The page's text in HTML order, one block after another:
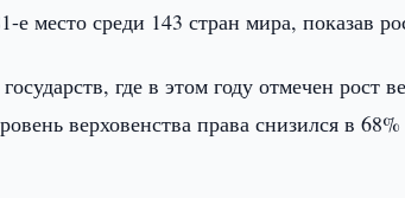
е место среди 143 стран мира, показав
где в этом году отмечен рост
верховенства права снизился в